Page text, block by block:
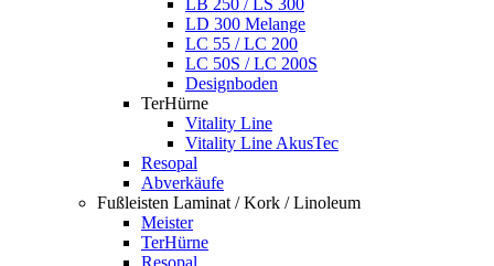
LB 250 / LS 300
LD 300 Melange
LC 55 / LC 200
LC 50S / LC 200S
Designboden
TerHürne
Vitality Line
Vitality Line AkusTec
Resopal
Abverkäufe
Fußleisten Laminat / Kork / Linoleum
Meister
TerHürne